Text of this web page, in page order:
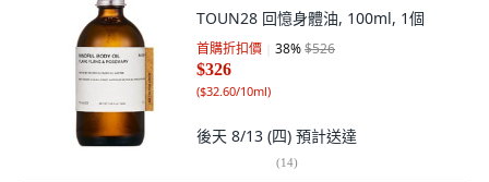
TOUN28 回憶身體油, 100ml, 1個
首購折扣價 38%$526
$326
($32.60/10ml)
後天 8/13 (四) 預計送達
(14)